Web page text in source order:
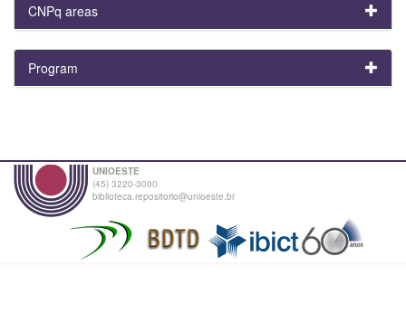
CNPq areas
Program
UNIOESTE
(45) 3220-3000
biblioteca.repositorio@unioeste.br